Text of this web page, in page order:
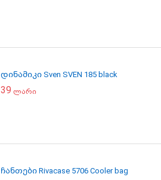
დინამიკი Sven SVEN 185 black
39 ლარი
ჩანთები Rivacase 5706 Cooler bag